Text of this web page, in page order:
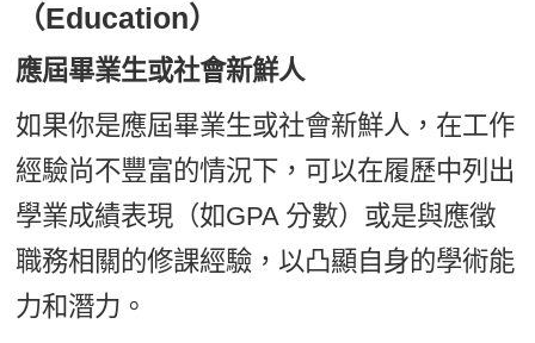
（Education）
應屆畢業生或社會新鮮人
如果你是應屆畢業生或社會新鮮人，在工作
經驗尚不豐富的情況下，可以在履歷中列出
學業成績表現（如GPA 分數）或是與應徵
職務相關的修課經驗，以凸顯自身的學術能
力和潛力。